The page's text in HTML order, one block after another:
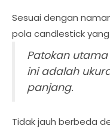
Sesuai dengan
pola candlestick
Patokan
ini adalah
panjang.
Tidak jauh berbeda